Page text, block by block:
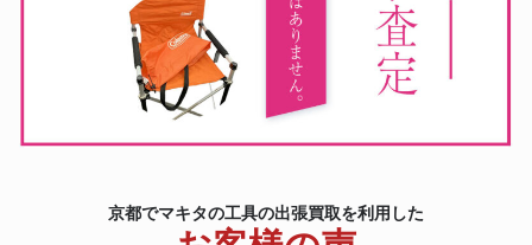
makita マキタ 40mmモデル ハ
ンマドリル HR4011C
京都でマキタの工具の出張買取を利用した